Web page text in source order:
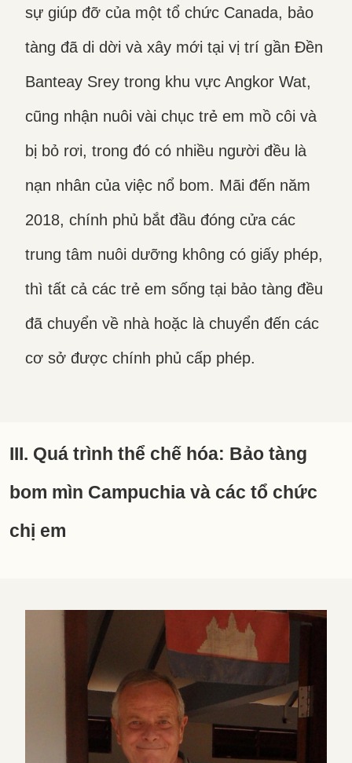
sự giúp đỡ của một tổ chức Canada, bảo
tàng đã di dời và xây mới tại vị trí gần Đền
Banteay Srey trong khu vực Angkor Wat,
cũng nhận nuôi vài chục trẻ em mồ côi và
bị bỏ rơi, trong đó có nhiều người đều là
nạn nhân của việc nổ bom. Mãi đến năm
2018, chính phủ bắt đầu đóng cửa các
trung tâm nuôi dưỡng không có giấy phép,
thì tất cả các trẻ em sống tại bảo tàng đều
đã chuyển về nhà hoặc là chuyển đến các
cơ sở được chính phủ cấp phép.
III. Quá trình thể chế hóa: Bảo tàng
bom mìn Campuchia và các tổ chức
chị em